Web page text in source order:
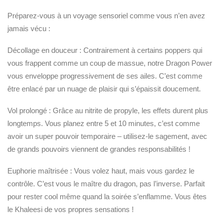
Préparez-vous à un voyage sensoriel comme vous n’en avez
jamais vécu :
Décollage en douceur : Contrairement à certains poppers qui
vous frappent comme un coup de massue, notre Dragon Power
vous enveloppe progressivement de ses ailes. C’est comme
être enlacé par un nuage de plaisir qui s’épaissit doucement.
Vol prolongé : Grâce au nitrite de propyle, les effets durent plus
longtemps. Vous planez entre 5 et 10 minutes, c’est comme
avoir un super pouvoir temporaire – utilisez-le sagement, avec
de grands pouvoirs viennent de grandes responsabilités !
Euphorie maîtrisée : Vous volez haut, mais vous gardez le
contrôle. C’est vous le maître du dragon, pas l’inverse. Parfait
pour rester cool même quand la soirée s’enflamme. Vous êtes
le Khaleesi de vos propres sensations !